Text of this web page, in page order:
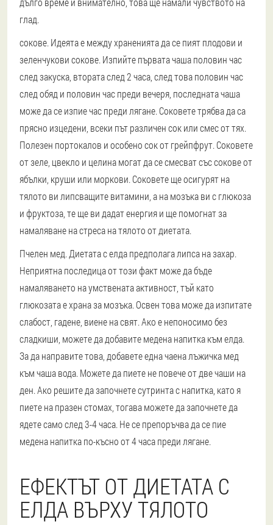
глад.
сокове. Идеята е между храненията да се пият плодови и
зеленчукови сокове. Изпийте първата чаша половин час
след закуска, втората след 2 часа, след това половин час
след обяд и половин час преди вечеря, последната чаша
може да се изпие час преди лягане. Соковете трябва да са
прясно изцедени, всеки път различен сок или смес от тях.
Полезен портокалов и особено сок от грейпфрут. Соковете
от зеле, цвекло и целина могат да се смесват със сокове от
ябълки, круши или моркови. Соковете ще осигурят на
тялото ви липсващите витамини, а на мозъка ви с глюкоза
и фруктоза, те ще ви дадат енергия и ще помогнат за
намаляване на стреса на тялото от диетата.
Пчелен мед. Диетата с елда предполага липса на захар.
Неприятна последица от този факт може да бъде
намаляването на умствената активност, тъй като
глюкозата е храна за мозъка. Освен това може да изпитате
слабост, гадене, виене на свят. Ако е непоносимо без
сладкиши, можете да добавите медена напитка към елда.
За да направите това, добавете една чаена лъжичка мед
към чаша вода. Можете да пиете не повече от две чаши на
ден. Ако решите да започнете сутринта с напитка, като я
пиете на празен стомах, тогава можете да започнете да
ядете само след 3-4 часа. Не се препоръчва да се пие
медена напитка по-късно от 4 часа преди лягане.
ЕФЕКТЪТ ОТ ДИЕТАТА С
ЕЛДА ВЪРХУ ТЯЛОТО